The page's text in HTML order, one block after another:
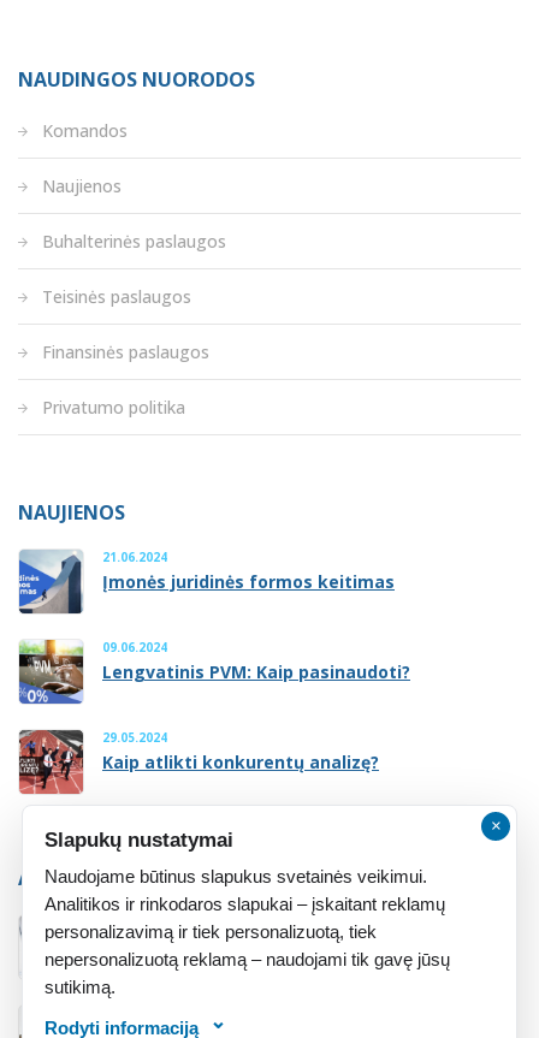
NAUDINGOS NUORODOS
Komandos
Naujienos
Buhalterinės paslaugos
Teisinės paslaugos
Finansinės paslaugos
Privatumo politika
NAUJIENOS
21.06.2024
Įmonės juridinės formos keitimas
09.06.2024
Lengvatinis PVM: Kaip pasinaudoti?
29.05.2024
Kaip atlikti konkurentų analizę?
ATMINTINĖ
Atmintinė įsteigusiems įmonę
×
Slapukų nustatymai
Naudojame būtinus slapukus svetainės veikimui.
Analitikos ir rinkodaros slapukai – įskaitant reklamų
personalizavimą ir tiek personalizuotą, tiek
nepersonalizuotą reklamą – naudojami tik gavę jūsų
sutikimą.
Rodyti informaciją